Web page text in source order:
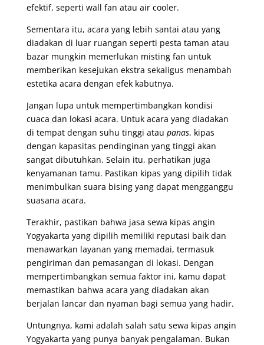
efektif, seperti wall fan atau air cooler.
Sementara itu, acara yang lebih santai atau yang
diadakan di luar ruangan seperti pesta taman atau
bazar mungkin memerlukan misting fan untuk
memberikan kesejukan ekstra sekaligus menambah
estetika acara dengan efek kabutnya.
Jangan lupa untuk mempertimbangkan kondisi
cuaca dan lokasi acara. Untuk acara yang diadakan
di tempat dengan suhu tinggi atau panas, kipas
dengan kapasitas pendinginan yang tinggi akan
sangat dibutuhkan. Selain itu, perhatikan juga
kenyamanan tamu. Pastikan kipas yang dipilih tidak
menimbulkan suara bising yang dapat mengganggu
suasana acara.
Terakhir, pastikan bahwa jasa sewa kipas angin
Yogyakarta yang dipilih memiliki reputasi baik dan
menawarkan layanan yang memadai, termasuk
pengiriman dan pemasangan di lokasi. Dengan
mempertimbangkan semua faktor ini, kamu dapat
memastikan bahwa acara yang diadakan akan
berjalan lancar dan nyaman bagi semua yang hadir.
Untungnya, kami adalah salah satu sewa kipas angin
Yogyakarta yang punya banyak pengalaman. Bukan